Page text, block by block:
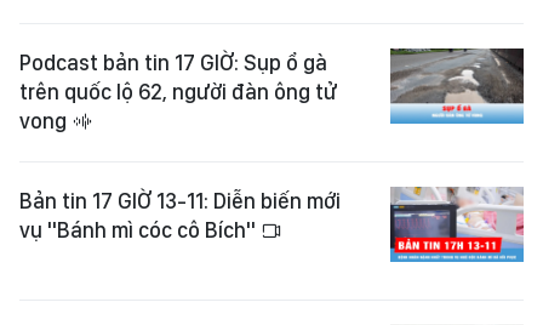
Podcast bản tin 17 GIỜ: Sụp ổ gà
trên quốc lộ 62, người đàn ông tử
vong
Bản tin 17 GIỜ 13-11: Diễn biến mới
vụ "Bánh mì cóc cô Bích"